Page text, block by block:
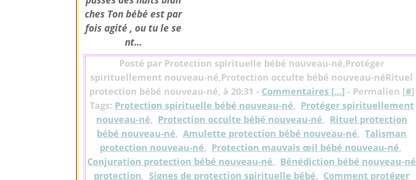
ches Ton bébé est par
fois agité , ou tu le se
nt...
Posté par Protection spirituelle bébé nouveau-né,Protéger
spirituellement nouveau-né,Protection occulte bébé nouveau-néRituel
protection bébé nouveau-né, à 20:31 - Commentaires […] - Permalien [#]
Tags: Protection spirituelle bébé nouveau-né, Protéger spirituellement
nouveau-né, Protection occulte bébé nouveau-né, Rituel protection
bébé nouveau-né,Amulette protection bébé nouveau-né,Talisman
protection nouveau-né, Protection mauvais œil bébé nouveau-né,
Conjuration protection bébé nouveau-né, Bénédiction bébé nouveau-né
protection, Signes de protection spirituelle bébé, Comment protéger